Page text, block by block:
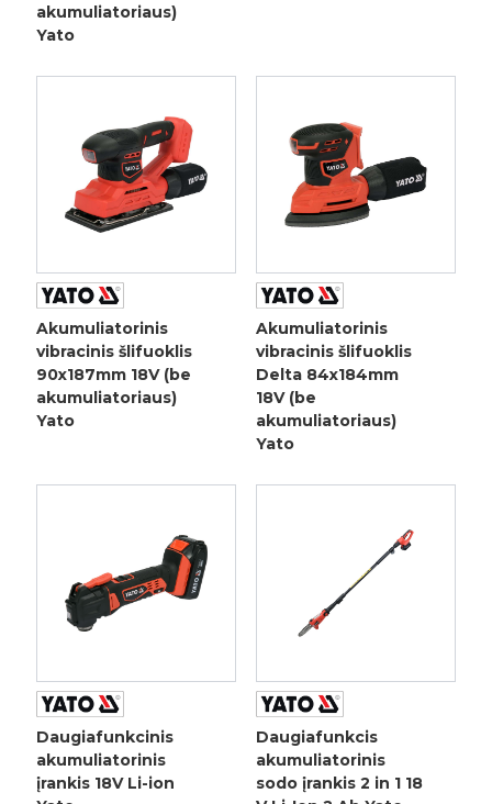
akumuliatoriaus)
Yato
Akumuliatorinis
vibracinis šlifuoklis
90x187mm 18V (be
akumuliatoriaus)
Yato
Akumuliatorinis
vibracinis šlifuoklis
Delta 84x184mm
18V (be
akumuliatoriaus)
Yato
Daugiafunkcinis
akumuliatorinis
įrankis 18V Li-ion
Daugiafunkcis
akumuliatorinis
sodo įrankis 2 in 1 18